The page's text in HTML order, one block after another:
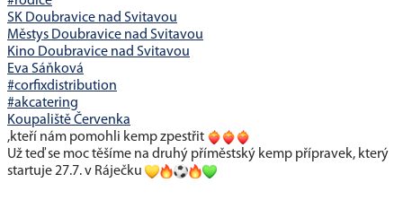
SK Doubravice nad Svitavou
Městys Doubravice nad Svitavou
Kino Doubravice nad Svitavou
Eva Sáňková
#corfixdistribution
#akcatering
Koupaliště Červenka
,kteří nám pomohli kemp zpestřit
Už teď se moc těšíme na druhý příměstský kemp přípravek, který
startuje 27.7. v Ráječku